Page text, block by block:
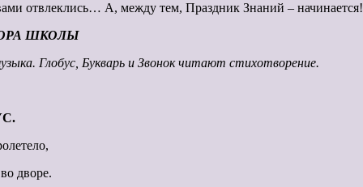
отвлеклись… А, между тем, Праздник Знаний – начинается!
ШКОЛЫ
Глобус, Букварь и Звонок читают стихотворение.
дворе.